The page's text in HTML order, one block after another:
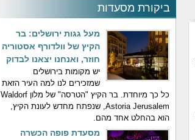
ביקורת מסעדות
מעל גגות ירושלים: בר
הקיץ של וולדורף אסטוריה
חוזר, ואנחנו יצאנו לבדוק
יש מקומות בירושלים
שמזכירים לנו למה העיר הזאת
כל כך מיוחדת. בר הקיץ "הטרסה" של מלון Waldorf
Astoria Jerusalem, שנפתח מחדש לעונת הקיץ,
הוא בהחלט אחד מהם.
מסעדת פופה הכשרה